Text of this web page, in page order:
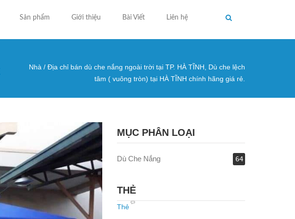
Sản phẩm Giới thiệu Bài Viết Liên hệ
Bạn đang ở đây
Nhà / Địa chỉ bán dù che nắng ngoài trời tại TP. HÀ TĨNH, Dù che lệch
tâm ( vuông tròn) tại HÀ TĨNH chính hãng giá rẻ.
MỤC PHÂN LOẠI
Dù Che Nắng 64
THẺ
Thẻ